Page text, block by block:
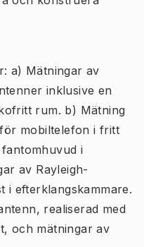
a) Mätningar av
inklusive en
rum. b) Mätning
mobiltelefon i fritt
i
av Rayleigh-
i efterklangskammare.
realiserad med
och mätningar av